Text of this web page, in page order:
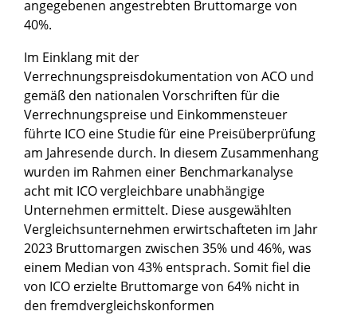
angegebenen angestrebten Bruttomarge von
40%.
Im Einklang mit der
Verrechnungspreisdokumentation von ACO und
gemäß den nationalen Vorschriften für die
Verrechnungspreise und Einkommensteuer
führte ICO eine Studie für eine Preisüberprüfung
am Jahresende durch. In diesem Zusammenhang
wurden im Rahmen einer Benchmarkanalyse
acht mit ICO vergleichbare unabhängige
Unternehmen ermittelt. Diese ausgewählten
Vergleichsunternehmen erwirtschafteten im Jahr
2023 Bruttomargen zwischen 35% und 46%, was
einem Median von 43% entsprach. Somit fiel die
von ICO erzielte Bruttomarge von 64% nicht in
den fremdvergleichskonformen